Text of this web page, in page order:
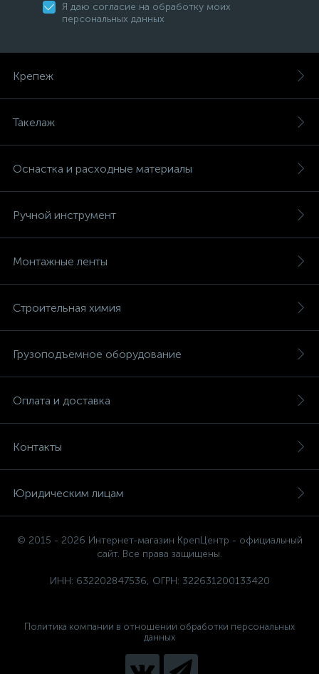
Я даю согласие на обработку моих
персональных данных
Крепеж
Такелаж
Оснастка и расходные материалы
Ручной инструмент
Монтажные ленты
Строительная химия
Грузоподъемное оборудование
Оплата и доставка
Контакты
Юридическим лицам
© 2015 - 2026 Интернет-магазин КрепЦентр - официальный
сайт. Все права защищены.
ИНН: 632202847536, ОГРН: 322631200133420
Политика компании в отношении обработки персональных
данных